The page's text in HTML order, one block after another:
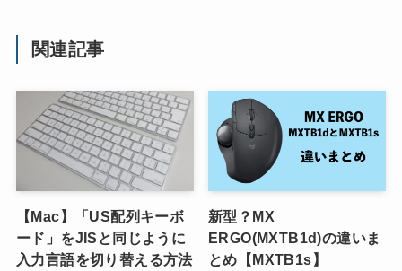
関連記事
【Mac】「US配列キーボ
ード」をJISと同じように
入力言語を切り替える方法
新型？MX
ERGO(MXTB1d)の違いま
とめ【MXTB1s】